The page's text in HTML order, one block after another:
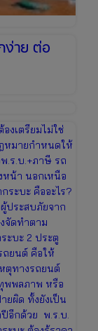
ง่าย ต่อ
งเตรียมไม่ใช่
หมายกำหนดให้
.ร.บ.+ภาษี รถ
หน้า นอกเหนือ
ระบะ คืออะไร?
ประสบภัยจาก
จัดทำตาม
ะบะ 2 ประตู
ถยนต์ คือให้
ตุทางรถยนต์
พพลภาพ หรือ
ยผิด ทั้งยังเป็น
อีกด้วย พ.ร.บ.